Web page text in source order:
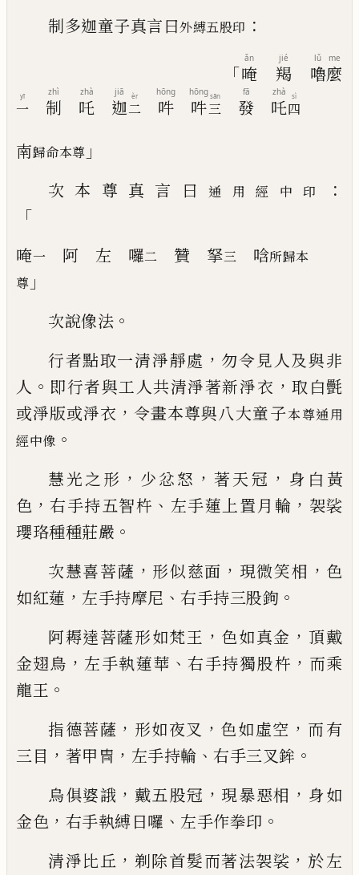
制多迦童子真言曰外縛五股印 ：
「唵
ǎn
羯
jié
嚕
lǔ
麼
me
一
yī
制
zhì
吒
zhà
迦
jiā
二
èr
吽
hōng
吽
hōng
三
sān
發
fā
吒
zhà
四
sì
南歸命本尊 」
次本尊真言曰 通用經中印
：
「
唵一 阿 左 囉二 贊 拏三 唅所歸本
尊 」
次說像法 。
行者點取一清淨靜處 ， 勿令見人及與非
人 。 即行者與工人共清淨著新淨衣 ， 取白㲲
或淨版或淨衣 ， 令畫本尊與八大童子本尊通用
經中像 。
慧光之形 ， 少忿怒 ， 著天冠 ， 身白黃
色 ， 右手持五智杵 、 左手蓮上置月 輪 ， 袈裟
瓔珞種種莊嚴 。
次慧喜菩薩 ， 形似慈面 ， 現微笑相 ， 色
如紅蓮 ， 左手持摩尼 、 右手持三股鉤 。
阿耨達菩薩形如梵王 ， 色如真金 ， 頂戴
金翅鳥 ， 左手執蓮華 、 右手持獨股杵 ， 而乘
龍王 。
指德菩薩 ， 形如夜叉 ， 色如虛空 ， 而有
三目 ， 著甲冑 ， 左手持輪 、 右手三叉鉾 。
烏俱婆誐 ， 戴五股冠 ， 現暴惡相 ， 身如
金色 ， 右手執縛日囉 、 左手作拳印 。
清淨比丘 ， 剃除首髮而著法袈裟 ， 於左